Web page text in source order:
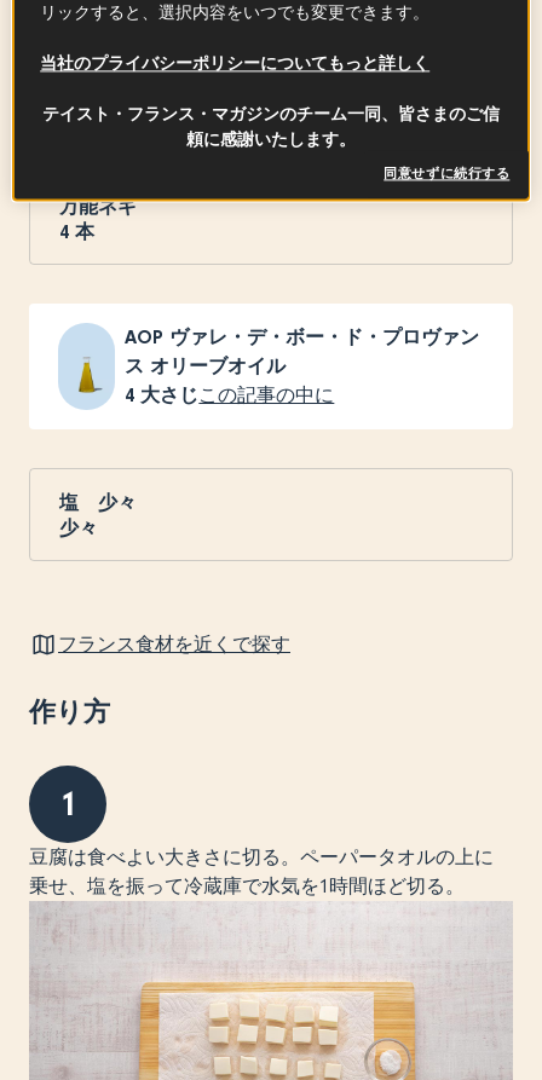
ショウガ
万能ネギ
4 本
AOP ヴァレ・デ・ボー・ド・プロヴァン
ス オリーブオイル
4 大さじこの記事の中に
塩 少々
少々
フランス食材を近くで探す
作り方
1
豆腐は食べよい大きさに切る。ペーパータオルの上に
乗せ、塩を振って冷蔵庫で水気を1時間ほど切る。
リックすると、選択内容をいつでも変更できます。
当社のプライバシーポリシーについてもっと詳しく
テイスト・フランス・マガジンのチーム一同、皆さまのご信
頼に感謝いたします。
同意せずに続行する